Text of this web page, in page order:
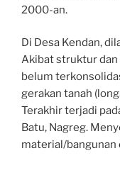
2000-an.
Di Desa Kendan,
Akibat struktur dan
belum
gerakan tanah
Terakhir terjadi
Batu, Nagreg.
material/bangunan